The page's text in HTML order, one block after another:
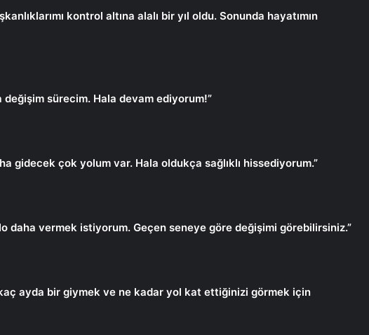
kontrol altına alalı bir yıl oldu. Sonunda hayatımın
değişim sürecim. Hala devam ediyorum!”
gidecek çok yolum var. Hala oldukça sağlıklı hissediyorum.”
daha vermek istiyorum. Geçen seneye göre değişimi görebilirsiniz.”
ayda bir giymek ve ne kadar yol kat ettiğinizi görmek için